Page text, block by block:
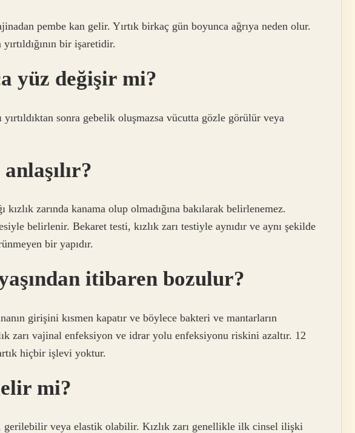
pembe kan gelir. Yırtık birkaç gün boyunca ağrıya neden olur.
bir işaretidir.
yüz değişir mi?
yırtıldıktan sonra gebelik oluşmazsa vücutta gözle görülür veya
kızlık zarında kanama olup olmadığına bakılarak belirlenemez.
belirlenir. Bekaret testi, kızlık zarı testiyle aynıdır ve aynı şekilde
bir yapıdır.
itibaren bozulur?
girişini kısmen kapatır ve böylece bakteri ve mantarların
zarı vajinal enfeksiyon ve idrar yolu enfeksiyonu riskini azaltır. 12
hiçbir işlevi yoktur.
mi?
gerilebilir veya elastik olabilir. Kızlık zarı genellikle ilk cinsel ilişki